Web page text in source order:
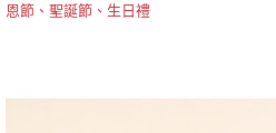
恩節、聖誕節、生日禮